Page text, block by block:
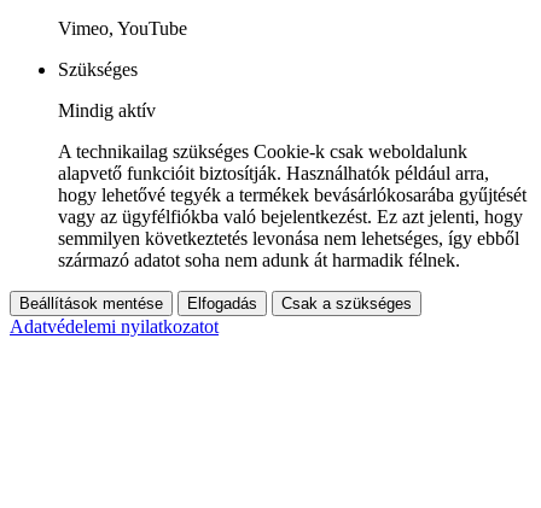
Vimeo, YouTube
Szükséges
Mindig aktív
A technikailag szükséges Cookie-k csak weboldalunk
alapvető funkcióit biztosítják. Használhatók például arra,
hogy lehetővé tegyék a termékek bevásárlókosarába gyűjtését
vagy az ügyfélfiókba való bejelentkezést. Ez azt jelenti, hogy
semmilyen következtetés levonása nem lehetséges, így ebből
származó adatot soha nem adunk át harmadik félnek.
Beállítások mentése Elfogadás Csak a szükséges
Adatvédelemi nyilatkozatot